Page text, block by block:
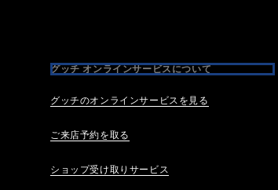
グッチ オンラインサービスについて
グッチのオンラインサービスを見る
ご来店予約を取る
ショップ受け取りサービス